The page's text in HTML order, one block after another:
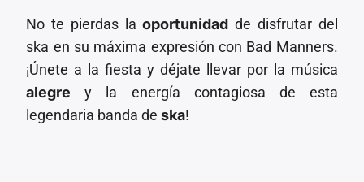
No te pierdas laoportunidad de disfrutar del
ska en su máxima expresión con Bad Manners.
¡Únete a la fiesta y déjate llevar por la música
alegre y la energía contagiosa de esta
legendaria banda deska!